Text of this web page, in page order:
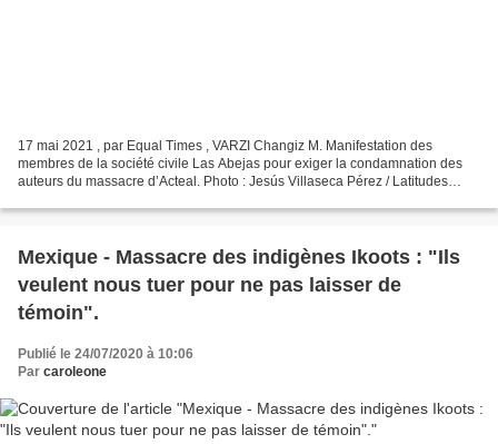
17 mai 2021 , par Equal Times , VARZI Changiz M. Manifestation des
membres de la société civile Las Abejas pour exiger la condamnation des
auteurs du massacre d’Acteal. Photo : Jesús Villaseca Pérez / Latitudes
Mexique - Massacre des indigènes Ikoots : "Ils
veulent nous tuer pour ne pas laisser de
témoin".
Publié le 24/07/2020 à 10:06
Par caroleone